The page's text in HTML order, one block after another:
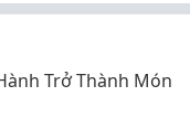
Trở Thành Món